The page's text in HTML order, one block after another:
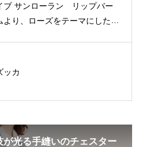
ブ サンローラン リップバー
より、ローズをテーマにした新
ッカ
光る手縫いのチェスター